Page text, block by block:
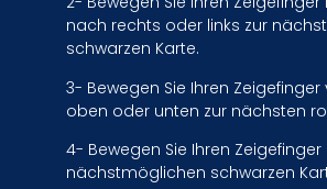
nach rechts oder links zur
schwarzen Karte.
3- Bewegen Sie Ihren
oben oder unten zur nächsten
4- Bewegen Sie Ihren
nächstmöglichen schwarzen